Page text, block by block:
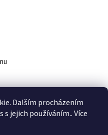
Dalším procházením
jejich používáním.. Více